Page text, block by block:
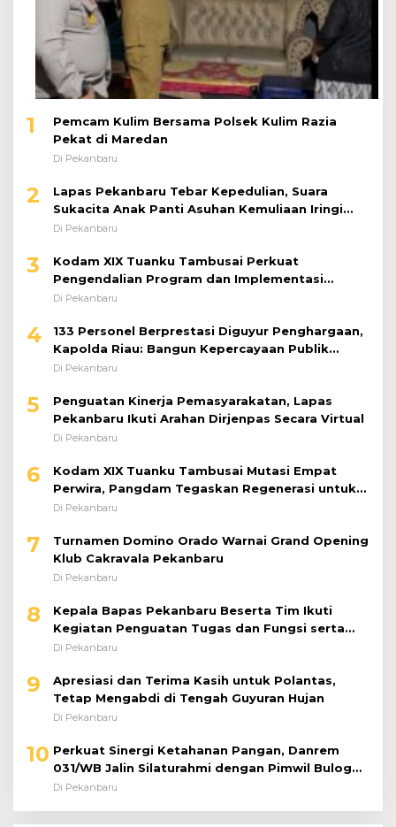
1
Pemcam Kulim Bersama Polsek Kulim Razia
Pekat di Maredan
Di Pekanbaru
2
Lapas Pekanbaru Tebar Kepedulian, Suara
Sukacita Anak Panti Asuhan Kemuliaan Iringi
Bantuan Sosial
Di Pekanbaru
3
Kodam XIX Tuanku Tambusai Perkuat
Pengendalian Program dan Implementasi
Doktrin TNI AD
Di Pekanbaru
4
133 Personel Berprestasi Diguyur Penghargaan,
Kapolda Riau: Bangun Kepercayaan Publik
dengan Karya Nyata
Di Pekanbaru
5
Penguatan Kinerja Pemasyarakatan, Lapas
Pekanbaru Ikuti Arahan Dirjenpas Secara Virtual
Di Pekanbaru
6
Kodam XIX Tuanku Tambusai Mutasi Empat
Perwira, Pangdam Tegaskan Regenerasi untuk
Perkuat Kinerja Satuan
Di Pekanbaru
7
Turnamen Domino Orado Warnai Grand Opening
Klub Cakravala Pekanbaru
Di Pekanbaru
8
Kepala Bapas Pekanbaru Beserta Tim Ikuti
Kegiatan Penguatan Tugas dan Fungsi serta
Paparan Penempatan WBP ke Lapas Terbuka
Di Pekanbaru
9
Apresiasi dan Terima Kasih untuk Polantas,
Tetap Mengabdi di Tengah Guyuran Hujan
Di Pekanbaru
10 Perkuat Sinergi Ketahanan Pangan, Danrem
031/WB Jalin Silaturahmi dengan Pimwil Bulog
Riau dan Kepri
Di Pekanbaru